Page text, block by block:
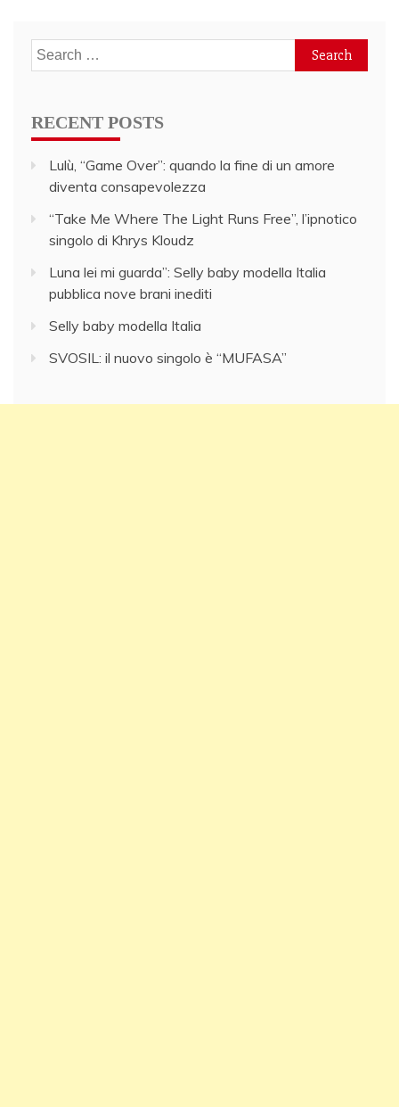
Search
for:
RECENT POSTS
Lulù, “Game Over”: quando la fine di un amore
diventa consapevolezza
“Take Me Where The Light Runs Free”, l’ipnotico
singolo di Khrys Kloudz
Luna lei mi guarda”: Selly baby modella Italia
pubblica nove brani inediti
Selly baby modella Italia
SVOSIL: il nuovo singolo è “MUFASA”